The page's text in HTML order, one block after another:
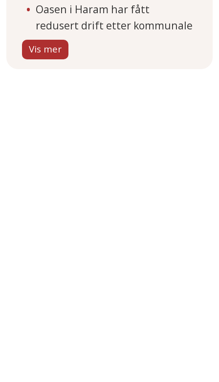
Oasen i Haram har fått
redusert drift etter kommunale
innsparinger. Aktivitetssenteret
er nå åpent tre dager i uka, og